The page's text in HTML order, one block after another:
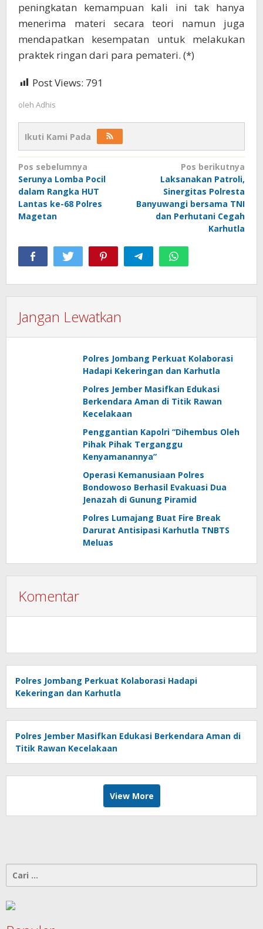
peningkatan kemampuan kali ini tak hanya
menerima materi secara teori namun juga
mendapatkan kesempatan untuk melakukan
praktek ringan dari para pemateri. (*)
Post Views: 791
oleh Adhis
Ikuti Kami Pada
Navigasi
pos
Pos sebelumnya
Serunya Lomba Pocil
dalam Rangka HUT
Lantas ke-68 Polres
Magetan
Pos berikutnya
Laksanakan Patroli,
Sinergitas Polresta
Banyuwangi bersama TNI
dan Perhutani Cegah
Karhutla
Jangan Lewatkan
Polres Jombang Perkuat Kolaborasi
Hadapi Kekeringan dan Karhutla
Polres Jember Masifkan Edukasi
Berkendara Aman di Titik Rawan
Kecelakaan
Penggantian Kapolri “Dihembus Oleh
Pihak Pihak Terganggu
Kenyamanannya”
Operasi Kemanusiaan Polres
Bondowoso Berhasil Evakuasi Dua
Jenazah di Gunung Piramid
Polres Lumajang Buat Fire Break
Darurat Antisipasi Karhutla TNBTS
Meluas
Komentar
Polres Jombang Perkuat Kolaborasi Hadapi
Kekeringan dan Karhutla
Polres Jember Masifkan Edukasi Berkendara Aman di
Titik Rawan Kecelakaan
View More
untuk: